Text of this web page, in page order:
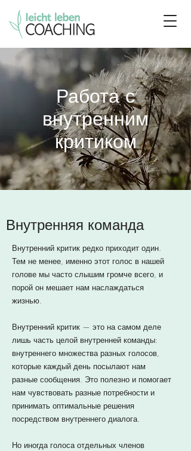
Работа с
внутренним
критиком
Внутренняя команда
Внутренний критик редко приходит один.
Тем не менее, именно этот голос в нашей
голове мы часто слышим громче всего, и
порой он мешает нам наслаждаться
жизнью.
Внутренний критик — это на самом деле
лишь часть целой внутренней команды:
внутреннего множества разных голосов,
которые каждый день посылают нам
разные сообщения. Это полезно и помогает
нам чувствовать разные потребности и
принимать оптимальные решения
посредством внутреннего диалога.
Но иногда голоса отдельных членов